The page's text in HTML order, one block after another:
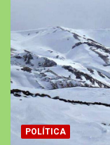
POLÍTICA